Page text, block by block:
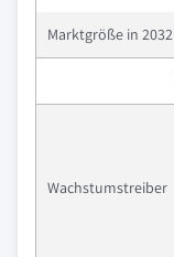
Marktgröße in 2032
Wachstumstreiber